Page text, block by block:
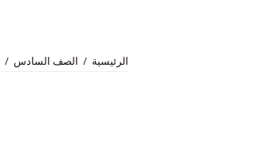
الرئيسية / الصف السادس /